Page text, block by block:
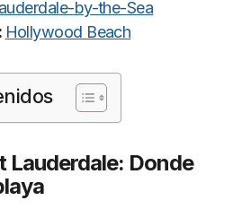
by-the-Sea
Hollywood Beach
Lauderdale: Donde